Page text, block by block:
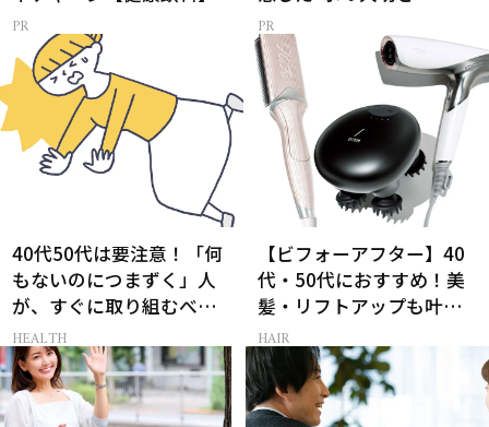
40代50代は要注意！「何
もないのにつまずく」人
が、すぐに取り組むべき
こと5選［医師監修］
HEALTH
【ビフォーアフター】40
代・50代におすすめ！美
髪・リフトアップも叶う
最新ヘアケア家電3選
HAIR